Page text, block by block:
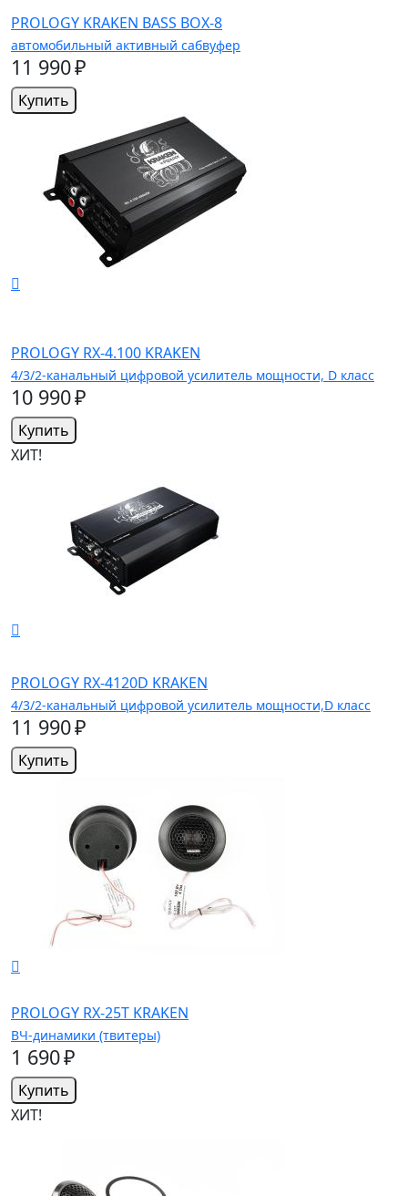
PROLOGY KRAKEN BASS BOX-8
автомобильный активный сабвуфер
11 990 ₽
Купить
PROLOGY RX-4.100 KRAKEN
4/3/2-канальный цифровой усилитель мощности, D класс
10 990 ₽
Купить
ХИТ!
PROLOGY RX-4120D KRAKEN
4/3/2-канальный цифровой усилитель мощности,D класс
11 990 ₽
Купить
PROLOGY RX-25T KRAKEN
ВЧ-динамики (твитеры)
1 690 ₽
Купить
ХИТ!